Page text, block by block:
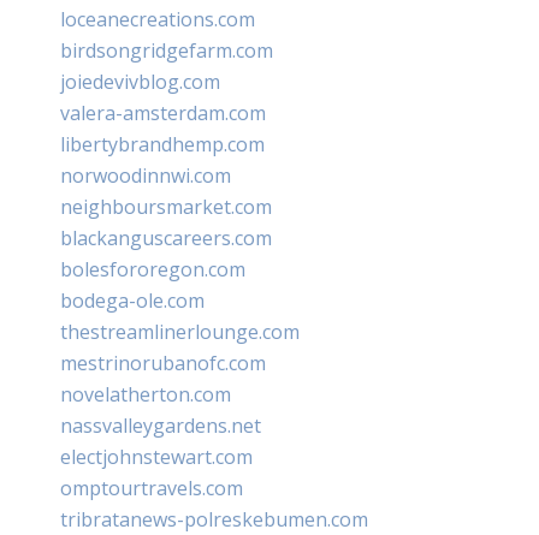
loceanecreations.com
birdsongridgefarm.com
joiedevivblog.com
valera-amsterdam.com
libertybrandhemp.com
norwoodinnwi.com
neighboursmarket.com
blackanguscareers.com
bolesfororegon.com
bodega-ole.com
thestreamlinerlounge.com
mestrinorubanofc.com
novelatherton.com
nassvalleygardens.net
electjohnstewart.com
omptourtravels.com
tribratanews-polreskebumen.com